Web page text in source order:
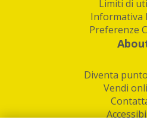
Limiti di
Informativa
Preferenze
Diventa
Vendi